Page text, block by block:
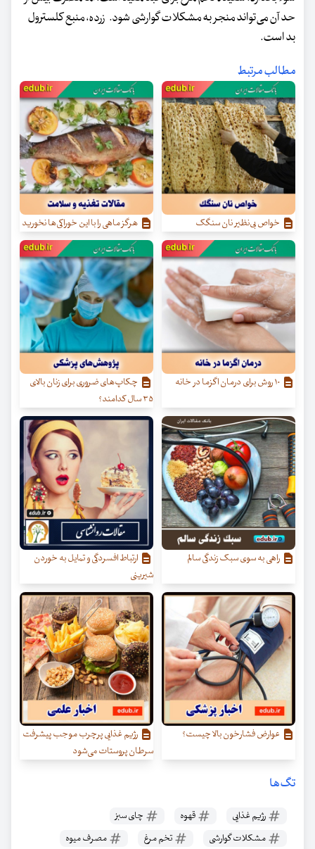
حد آن می‌تواند منجر به مشکلات گوارشی شود. زرده، منبع کلسترول
بد است.
مطالب مرتبط
خواص بی‌نظیر نان سنگک هرگز ماهی را با این خوراکی‌ها نخورید
چکاپ‌های ضروری برای زنان بالای
۳۵ سال کدامند؟
راهی به سوی سبک زندگی سالم
ارتباط افسردگی و تمایل به خوردن
شیرینی
عوارض فشارخون بالا چیست؟
رژیم غذایی پرچرب موجب پیشرفت
سرطان پروستات می‌شود
تگ‌ها
رژیم غذایی قهوه
چای سبز
مشکلات گوارشی
تخم مرغ
مصرف میوه